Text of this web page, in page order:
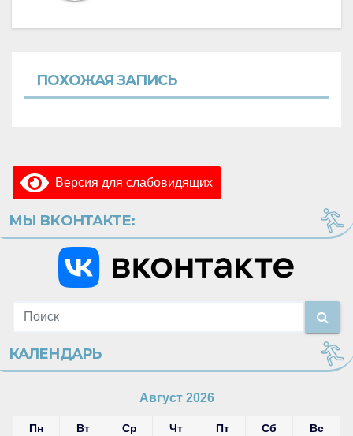
ПОХОЖАЯ ЗАПИСЬ
Версия для слабовидящих
МЫ ВКОНТАКТЕ:
КАЛЕНДАРЬ
Август 2026
Пн Вт Ср Чт Пт Сб Вс